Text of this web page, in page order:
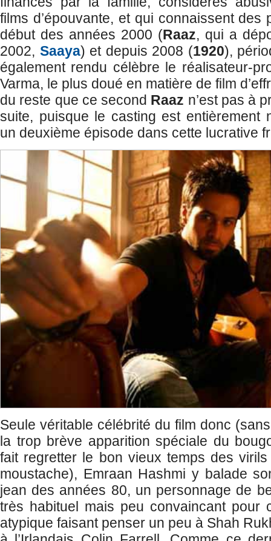
films d’épouvante, et qui connaissent des
début des années 2000 (Raaz, qui a
2002, Saaya) et depuis 2008 (1920),
également rendu célèbre le réalisateur-
Varma, le plus doué en matière de film
du reste que ce second Raaz n’est pas à
suite, puisque le casting est entièrement
un deuxième épisode dans cette lucrative
Seule véritable célébrité du film donc
la trop brève apparition spéciale du
fait regretter le bon vieux temps des
moustache), Emraan Hashmi y balade
jean des années 80, un personnage de
très habituel mais peu convaincant pour
atypique faisant penser un peu à Shah